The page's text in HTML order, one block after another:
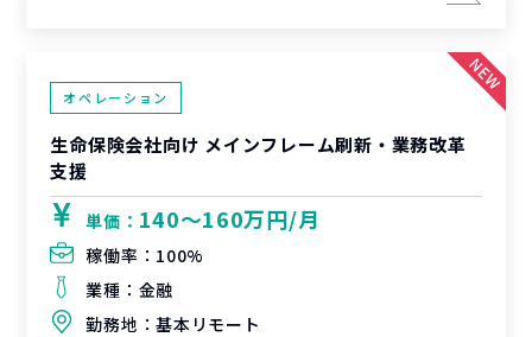
オペレーション
生命保険会社向け メインフレーム刷新・業務改革
支援
単価： 140〜160万円/月
稼働率： 100%
業種： 金融
勤務地：基本リモート